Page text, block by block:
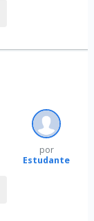
por
Estudante